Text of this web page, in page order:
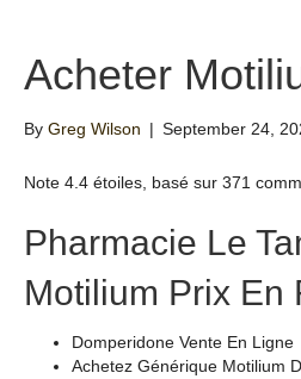
Acheter
By Greg Wilson | September 24,
Note 4.4 étoiles, basé sur 371
Pharmacie Le
Motilium Prix En
Domperidone Vente En Ligne
Achetez Générique Motilium